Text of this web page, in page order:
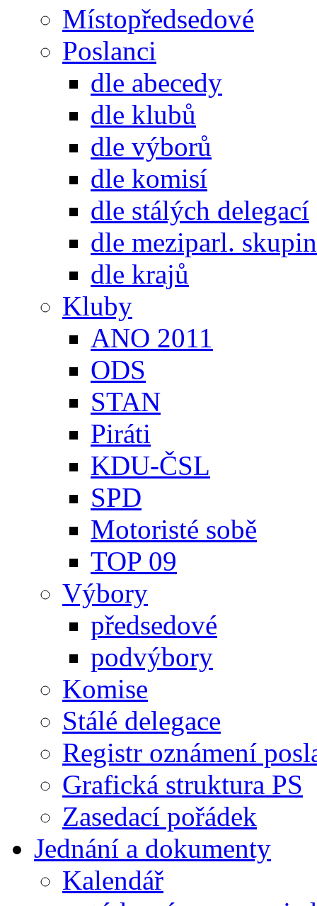
Místopředsedové
Poslanci
dle abecedy
dle klubů
dle výborů
dle komisí
dle stálých delegací
dle meziparl. skupin
dle krajů
Kluby
ANO 2011
ODS
STAN
Piráti
KDU-ČSL
SPD
Motoristé sobě
TOP 09
Výbory
předsedové
podvýbory
Komise
Stálé delegace
Registr oznámení
Grafická struktura PS
Zasedací pořádek
Jednání a dokumenty
Kalendář